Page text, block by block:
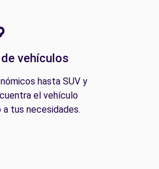
vehículos
hasta SUV y
el vehículo
tus necesidades.